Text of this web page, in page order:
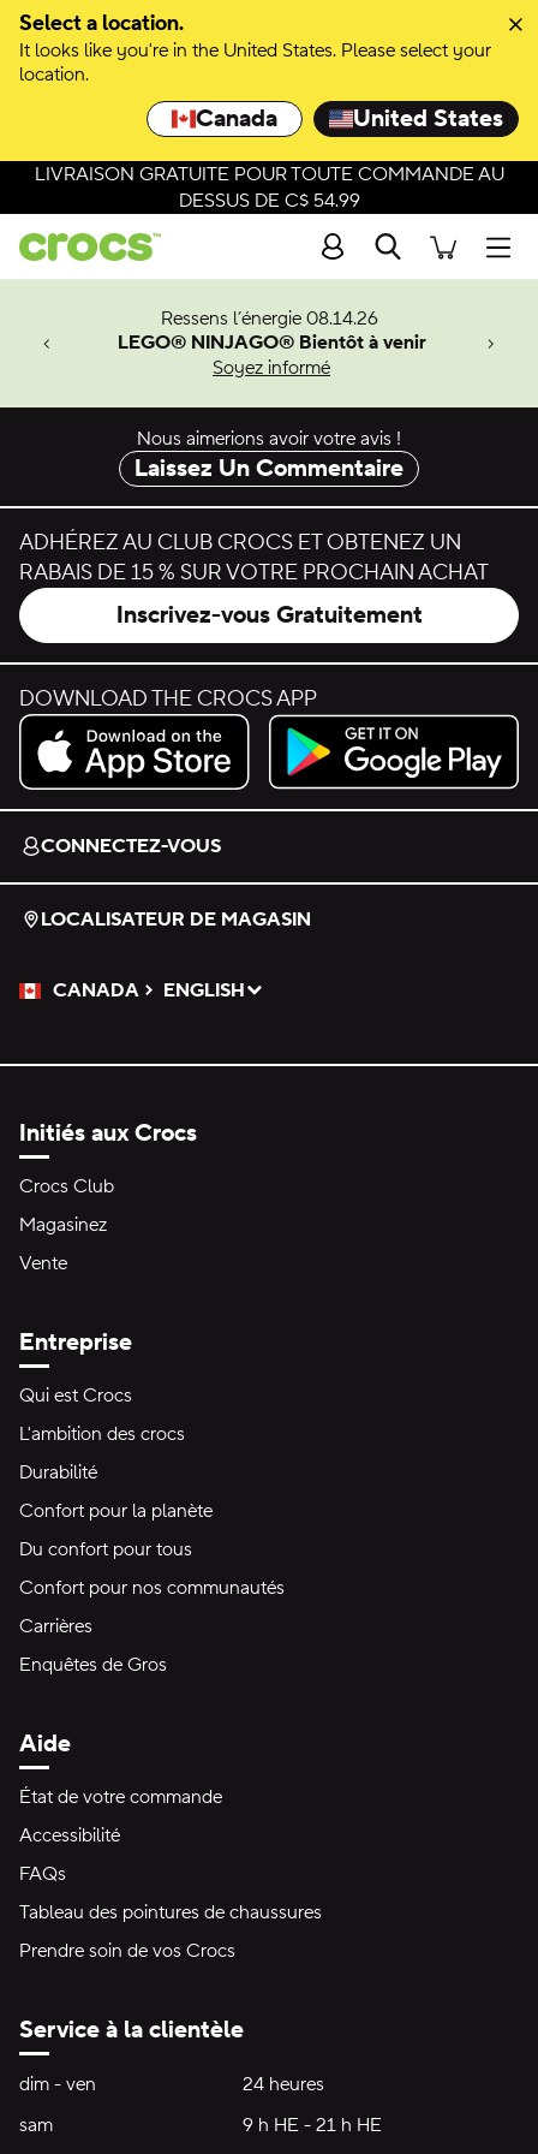
Select a location.
It looks like you're in the United States. Please select your
location.
Canada United States
LIVRAISON GRATUITE POUR TOUTE COMMANDE AU
DESSUS DE C$ 54.99
Recherche
Ressens l’énergie 08.14.26
LEGO® NINJAGO® Bientôt à venir
Soyez informé
Man.
Nous aimerions avoir votre avis !
Laissez Un Commentaire
ADHÉREZ AU CLUB CROCS ET OBTENEZ UN
RABAIS DE 15 % SUR VOTRE PROCHAIN ACHAT
Inscrivez-vous Gratuitement
DOWNLOAD THE CROCS APP
Download on the App Store.
Get it on Google Play.
CONNECTEZ-VOUS
LOCALISATEUR DE MAGASIN
CANADA
Veuillez sélectionner une langue
ENGLISH
Sélectionné
Initiés aux Crocs
Crocs Club
Magasinez
Vente
Entreprise
Qui est Crocs
L'ambition des crocs
Durabilité
Confort pour la planète
Du confort pour tous
Confort pour nos communautés
Carrières
Enquêtes de Gros
Aide
État de votre commande
Accessibilité
FAQs
Tableau des pointures de chaussures
Prendre soin de vos Crocs
Service à la clientèle
Heures d'ouverture:
dim - ven dimanche à vendredi24 heures24 heures
sam
9 h HE - 21 h HE9 h HE - 21 h HE